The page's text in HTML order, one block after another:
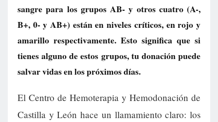
sangre para los grupos AB- y otros cuatro (A-,
B+, 0- y AB+) están en niveles críticos, en rojo y
amarillo respectivamente. Esto significa que si
tienes alguno de estos grupos, tu donación puede
salvar vidas en los próximos días.
El Centro de Hemoterapia y Hemodonación de
Castilla y León hace un llamamiento claro: los